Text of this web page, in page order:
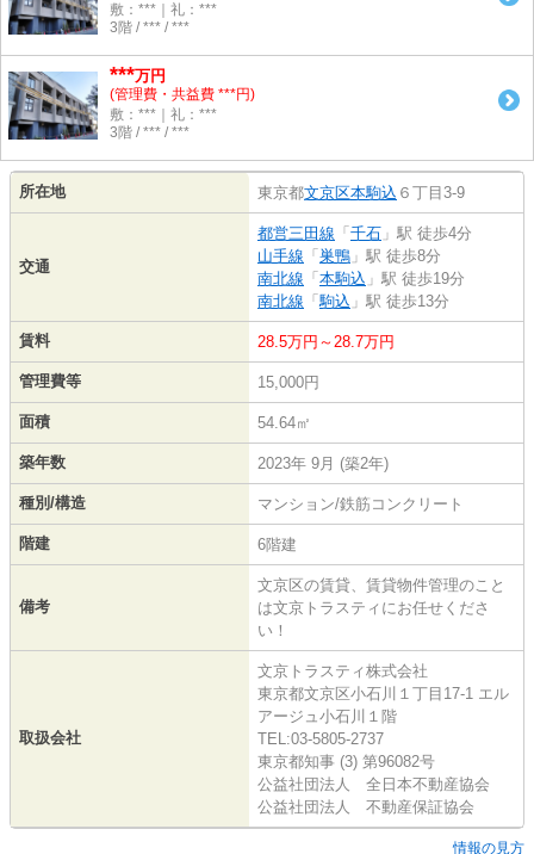
敷：***｜礼：***
3階 / *** / ***
***万円
(管理費・共益費 ***円)
敷：***｜礼：***
3階 / *** / ***
所在地 東京都文京区本駒込 ６丁目3-9
交通
都営三田線 「 千石 」駅 徒歩4分
山手線 「 巣鴨 」駅 徒歩8分
南北線 「 本駒込 」駅 徒歩19分
南北線 「駒込 」駅 徒歩13分
賃料 28.5万円～28.7万円
管理費等 15,000円
面積 54.64㎡
築年数 2023年 9月 (築2年)
種別/構造 マンション/鉄筋コンクリート
階建 6階建
備考
文京区の賃貸、賃貸物件管理のこと
は文京トラスティにお任せくださ
い！
取扱会社
文京トラスティ株式会社
東京都文京区小石川１丁目17-1 エル
アージュ小石川１階
TEL:03-5805-2737
東京都知事 (3) 第96082号
公益社団法人 全日本不動産協会
公益社団法人 不動産保証協会
情報の見方